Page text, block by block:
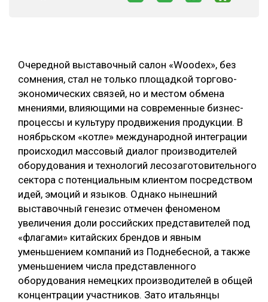
Очередной выставочный салон «Woodex», без
сомнения, стал не только площадкой торгово-
экономических связей, но и местом обмена
мнениями, влияющими на современные бизнес-
процессы и культуру продвижения продукции. В
ноябрьском «котле» международной интеграции
происходил массовый диалог производителей
оборудования и технологий лесозаготовительного
сектора с потенциальным клиентом посредством
идей, эмоций и языков. Однако нынешний
выставочный генезис отмечен феноменом
увеличения доли российских представителей под
«флагами» китайских брендов и явным
уменьшением компаний из Поднебесной, а также
уменьшением числа представленного
оборудования немецких производителей в общей
концентрации участников. Зато итальянцы